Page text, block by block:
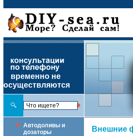
временно не
осуществляются
Автодоливы и
дозаторы
Внешние